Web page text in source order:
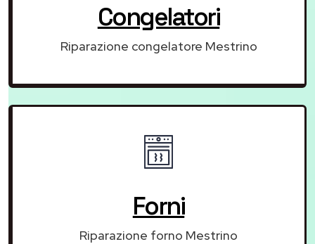
Congelatori
Riparazione congelatore Mestrino
Forni
Riparazione forno Mestrino